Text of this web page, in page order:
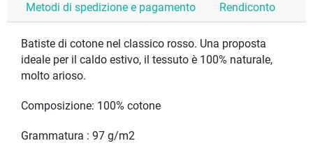
Metodi di spedizione e pagamento Rendiconto
Batiste di cotone nel classico rosso. Una proposta
ideale per il caldo estivo, il tessuto è 100% naturale,
molto arioso.
Composizione: 100% cotone
Grammatura : 97 g/m2